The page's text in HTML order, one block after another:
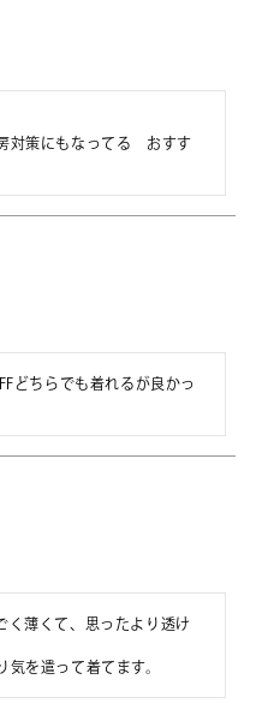
対策にもなってる　おすす
どちらでも着れるが良かっ
く薄くて、思ったより透け